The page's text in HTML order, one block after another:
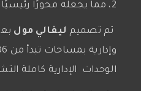
2، مما يجعله محورًا رئيسيًا للأنشطة التجارية والإدارية.
تم تصميم ليفالي مول
الوحدات الإدارية كاملة